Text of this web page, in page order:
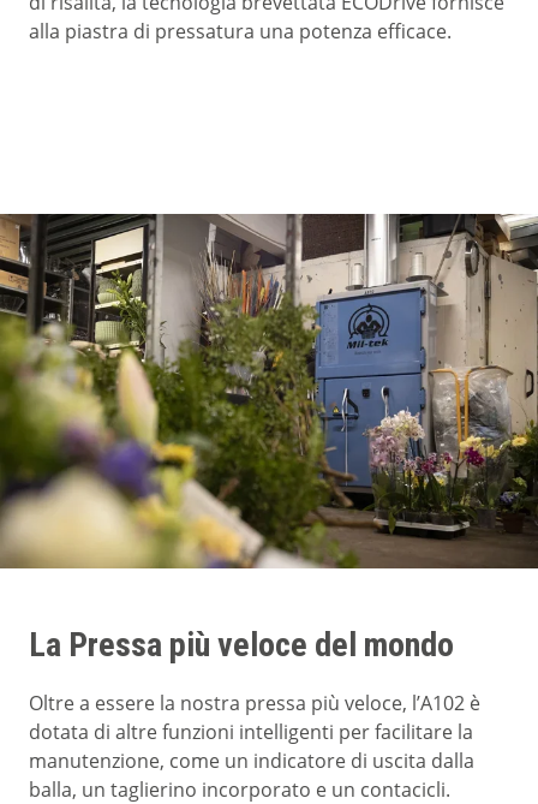
alla piastra di pressatura una potenza efficace.
La Pressa più veloce del mondo
Oltre a essere la nostra pressa più veloce, l’A102 è
dotata di altre funzioni intelligenti per facilitare la
manutenzione, come un indicatore di uscita dalla
balla, un taglierino incorporato e un contacicli.